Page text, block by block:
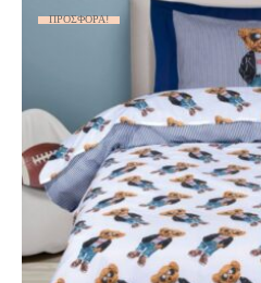
ΠΡΟΣΦΟΡΆ!